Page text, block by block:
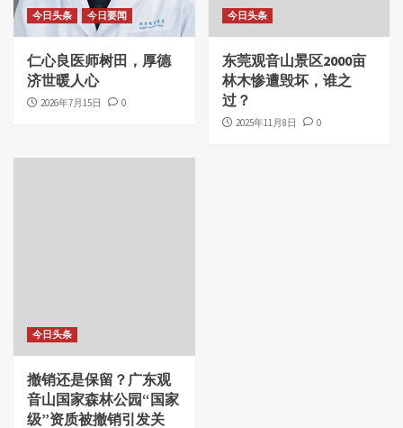
今日头条 今日要闻
仁心良医师树田，厚德
济世暖人心
2026年7月15日 0
今日头条
东莞观音山景区2000亩
林木惨遭毁坏，谁之
过？
2025年11月8日 0
今日头条
撤销还是保留？广东观
音山国家森林公园“国家
级”资质被撤销引发关